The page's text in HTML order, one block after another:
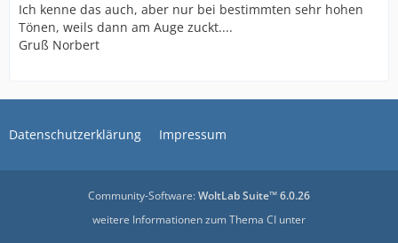
Ich kenne das auch, aber nur bei bestimmten sehr hohen
Tönen, weils dann am Auge zuckt....
Gruß Norbert
Datenschutzerklärung Impressum
Community-Software:WoltLab Suite™ 6.0.26
weitere Informationen zum Thema CI unter